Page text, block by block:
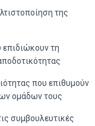
της
τη
που επιθυμούν
ομάδων τους
συμβουλευτικές